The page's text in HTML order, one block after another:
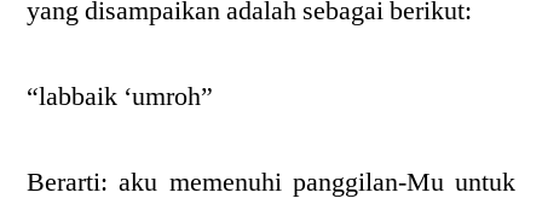
yang disampaikan adalah sebagai berikut:
“labbaik ‘umroh”
Berarti: aku memenuhi panggilan-Mu untuk